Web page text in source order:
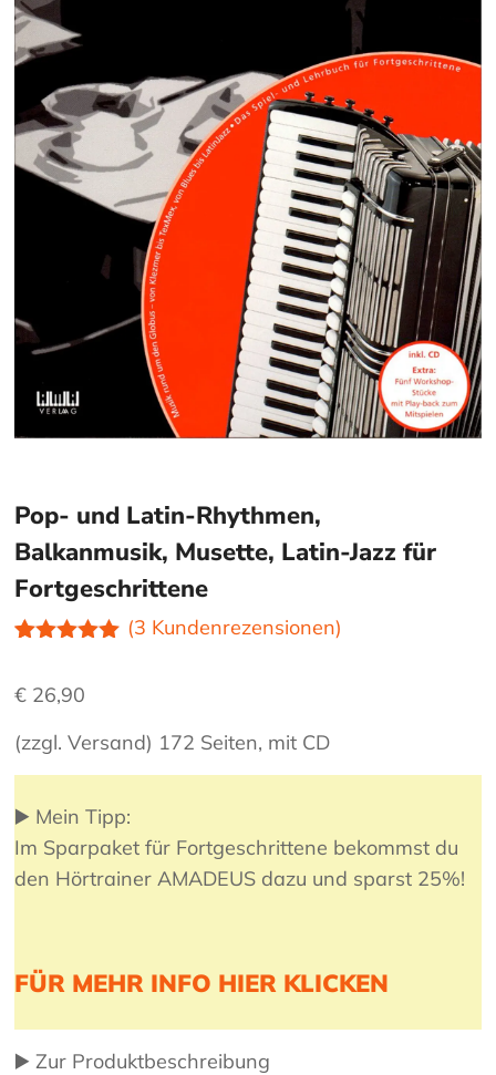
Pop- und Latin-Rhythmen,
Balkanmusik, Musette, Latin-Jazz für
Fortgeschrittene
von 5,
auf
Kundenbewe
rtungen
(3 Kundenrezensionen)
€ 26,90
(zzgl. Versand) 172 Seiten, mit CD
▶️ Mein Tipp:
Im Sparpaket für Fortgeschrittene bekommst du
den Hörtrainer AMADEUS dazu und sparst 25%!
FÜR MEHR INFO HIER KLICKEN
▶️ Zur Produktbeschreibung